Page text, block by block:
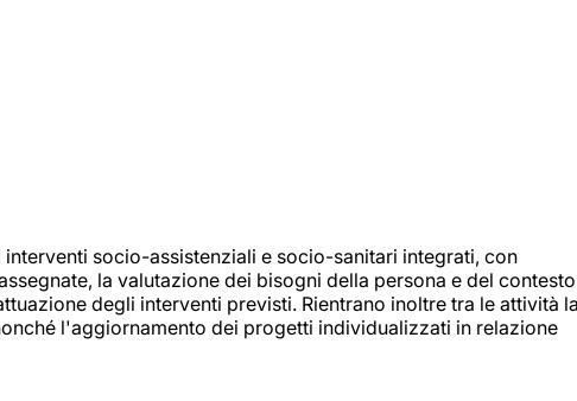
socio-assistenziali e socio-sanitari integrati, con
la valutazione dei bisogni della persona e del contesto
degli interventi previsti. Rientrano inoltre tra le attività
l'aggiornamento dei progetti individualizzati in relazione